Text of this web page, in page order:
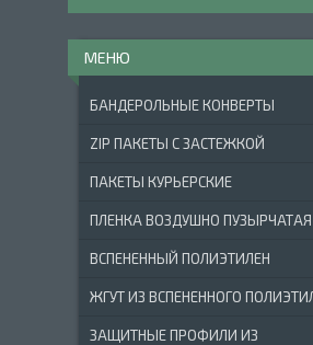
БАНДЕРОЛЬНЫЕ КОНВЕРТЫ
ZIP ПАКЕТЫ С ЗАСТЕЖКОЙ
ПАКЕТЫ КУРЬЕРСКИЕ
ПЛЕНКА ВОЗДУШНО ПУЗЫРЧАТАЯ
ВСПЕНЕННЫЙ ПОЛИЭТИЛЕН
ЖГУТ ИЗ ВСПЕНЕННОГО
ЗАЩИТНЫЕ ПРОФИЛИ ИЗ